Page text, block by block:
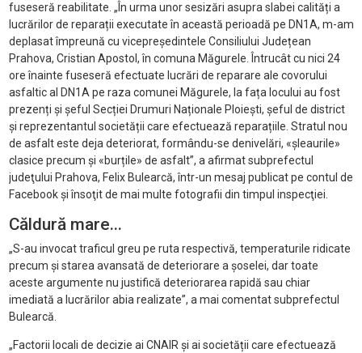
fuseseră reabilitate. „În urma unor sesizări asupra slabei calități a
lucrărilor de reparații executate în această perioadă pe DN1A, m-am
deplasat împreună cu vicepreședintele Consiliului Județean
Prahova, Cristian Apostol, în comuna Măgurele. Întrucât cu nici 24
ore înainte fuseseră efectuate lucrări de reparare ale covorului
asfaltic al DN1A pe raza comunei Măgurele, la fața locului au fost
prezenți și șeful Secției Drumuri Naționale Ploiești, șeful de district
și reprezentantul societății care efectuează reparațiile. Stratul nou
de asfalt este deja deteriorat, formându-se denivelări, «șleaurile»
clasice precum și «burțile» de asfalt”, a afirmat subprefectul
judeţului Prahova, Felix Bulearcă, într-un mesaj publicat pe contul de
Facebook şi însoţit de mai multe fotografii din timpul inspecţiei.
Căldură mare...
„S-au invocat traficul greu pe ruta respectivă, temperaturile ridicate
precum și starea avansată de deteriorare a șoselei, dar toate
aceste argumente nu justifică deteriorarea rapidă sau chiar
imediată a lucrărilor abia realizate”, a mai comentat subprefectul
Bulearcă.
„Factorii locali de decizie ai CNAIR și ai societății care efectuează